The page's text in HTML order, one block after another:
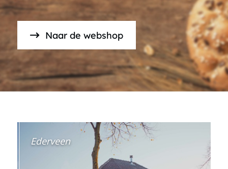
Naar de webshop
Ederveen